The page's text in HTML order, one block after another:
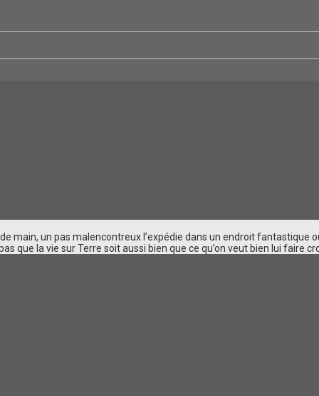
main, un pas malencontreux l’expédie dans un endroit fantastique
que la vie sur Terre soit aussi bien que ce qu’on veut bien lui faire